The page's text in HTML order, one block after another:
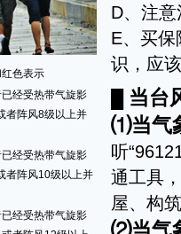
红色表示
经受热带气旋影
者阵风8级以上并
经受热带气旋影
者阵风10级以上并
经受热带气旋影
D、注
E、买
识，应
当台
⑴当气
听
通工具
屋、构